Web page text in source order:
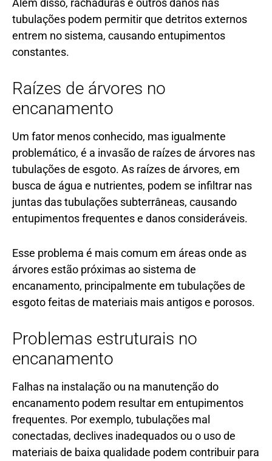
Além disso, rachaduras e outros danos nas
tubulações podem permitir que detritos externos
entrem no sistema, causando entupimentos
constantes.
Raízes de árvores no
encanamento
Um fator menos conhecido, mas igualmente
problemático, é a invasão de raízes de árvores nas
tubulações de esgoto. As raízes de árvores, em
busca de água e nutrientes, podem se infiltrar nas
juntas das tubulações subterrâneas, causando
entupimentos frequentes e danos consideráveis.
Esse problema é mais comum em áreas onde as
árvores estão próximas ao sistema de
encanamento, principalmente em tubulações de
esgoto feitas de materiais mais antigos e porosos.
Problemas estruturais no
encanamento
Falhas na instalação ou na manutenção do
encanamento podem resultar em entupimentos
frequentes. Por exemplo, tubulações mal
conectadas, declives inadequados ou o uso de
materiais de baixa qualidade podem contribuir para